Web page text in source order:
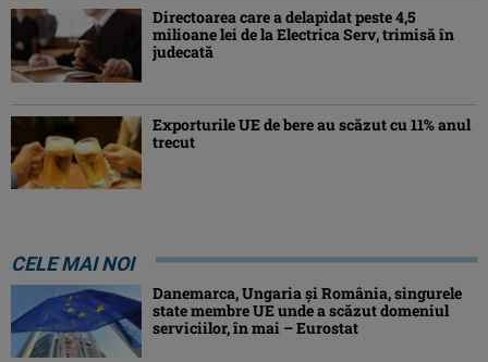
Directoarea care a delapidat peste 4,5
milioane lei de la Electrica Serv, trimisă în
judecată
Exporturile UE de bere au scăzut cu 11% anul
trecut
CELE MAI NOI
Danemarca, Ungaria şi România, singurele
state membre UE unde a scăzut domeniul
serviciilor, în mai – Eurostat